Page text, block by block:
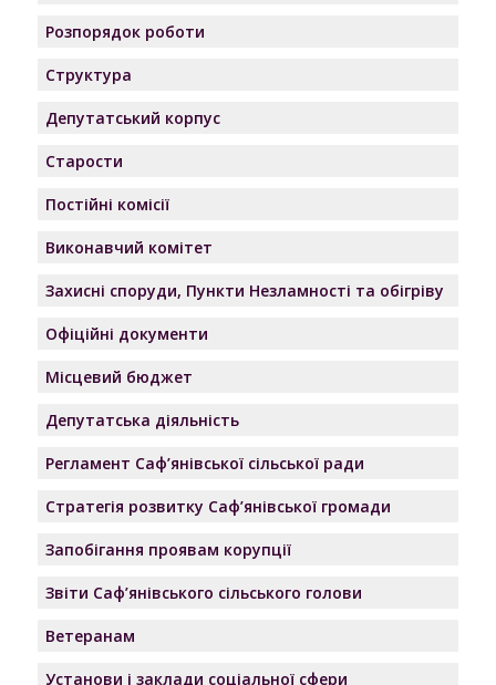
Розпорядок роботи
Структура
Депутатський корпус
Старости
Постійні комісії
Виконавчий комітет
Захисні споруди, Пункти Незламності та обігріву
Офіційні документи
Місцевий бюджет
Депутатська діяльність
Регламент Саф’янівської сільської ради
Стратегія розвитку Саф’янівської громади
Запобігання проявам корупції
Звіти Саф’янівського сільського голови
Ветеранам
Установи і заклади соціальної сфери